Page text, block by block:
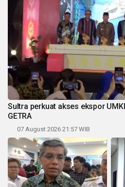
Sultra perkuat akses ekspor
GETRA
07 August 2026 21:57 WIB